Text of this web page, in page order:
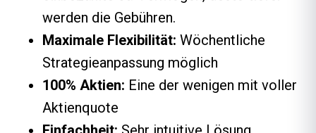
werden die Gebühren.
Maximale Flexibilität: Wöchentliche
Strategieanpassung möglich
100% Aktien: Eine der wenigen mit voller
Aktienquote